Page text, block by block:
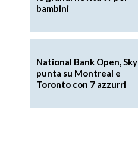
bambini
National Bank Open, Sky
punta su Montreal e
Toronto con 7 azzurri